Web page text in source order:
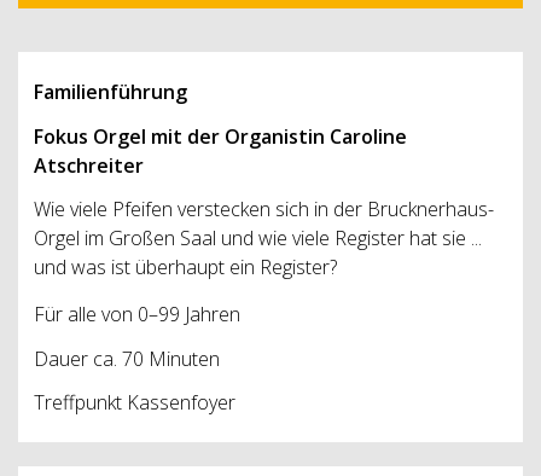
Familienführung
Fokus Orgel mit der Organistin Caroline
Atschreiter
Wie viele Pfeifen verstecken sich in der Brucknerhaus-
Orgel im Großen Saal und wie viele Register hat sie ...
und was ist überhaupt ein Register?
Für alle von 0–99 Jahren
Dauer ca. 70 Minuten
Treffpunkt Kassenfoyer